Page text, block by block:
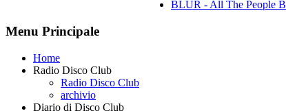
BLUR - All The People
Menu Principale
Home
Radio Disco Club
Radio Disco Club
archivio
Diario di Disco Club